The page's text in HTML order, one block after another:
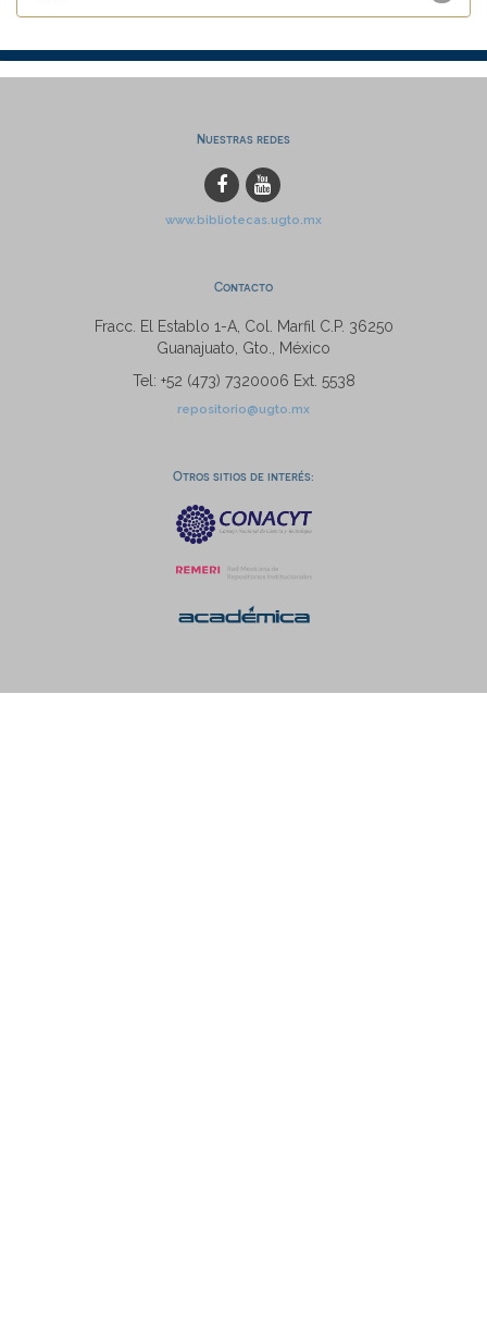
Nuestras redes
www.bibliotecas.ugto.mx
Contacto
Fracc. El Establo 1-A, Col. Marfil C.P. 36250
Guanajuato, Gto., México
Tel: +52 (473) 7320006 Ext. 5538
repositorio@ugto.mx
Otros sitios de interés: